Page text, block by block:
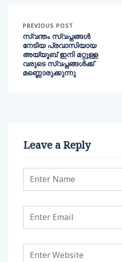
PREVIOUS POST
സ്വന്തം സ്വപ്നങ്ങൾ
നേടിയ പ്രവാസിയായ
അയ്യൂബ് ഇനി മറ്റുള്ള
വരുടെ സ്വപ്നങ്ങൾക്ക്
മണ്ണൊരുക്കുന്നു
Leave a Reply